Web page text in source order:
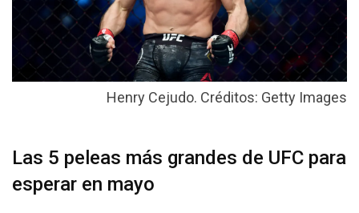
Henry Cejudo. Créditos: Getty Images
Las 5 peleas más grandes de UFC para
esperar en mayo